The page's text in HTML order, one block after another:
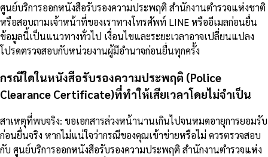
ศูนย์บริการออกหนังสือรับรองความประพฤติ สำนักงานตำรวจแห่งชาติ
หรือสอบถามเจ้าหน้าที่ของเราทางโทรศัพท์ LINE หรืออีเมลก่อนยื่น
ข้อมูลนี้เป็นแนวทางทั่วไป เงื่อนไขและระยะเวลาอาจเปลี่ยนแปลง
โปรดตรวจสอบกับหน่วยงานผู้มีอำนาจก่อนยื่นทุกครั้ง
กรณีใดในหนังสือรับรองความประพฤติ (Police
Clearance Certificate)ที่ทำให้เสียเวลาโดยไม่จำเป็น
สาเหตุที่พบจริง: ขอเอกสารล่วงหน้านานเกินไปจนหมดอายุการยอมรับ
ก่อนยื่นจริง หากไม่แน่ใจว่ากรณีของคุณเข้าข่ายหรือไม่ ควรตรวจสอบ
กับ ศูนย์บริการออกหนังสือรับรองความประพฤติ สำนักงานตำรวจแห่ง